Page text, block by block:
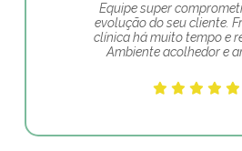
Equipe super
evolução do seu cliente.
clínica há muito tempo e
Ambiente acolhedor e